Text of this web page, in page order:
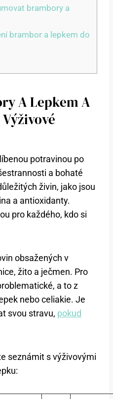
brambory a
brambor a lepkem do
A Lepkem A
potravinou po
a bohaté
živin, jako jsou
a antioxidanty.
pro každého, kdo si
obsažených v
žito a ječmen. Pro
a to z
nebo celiakie. Je
svou stravu, pokud
seznámit s výživovými